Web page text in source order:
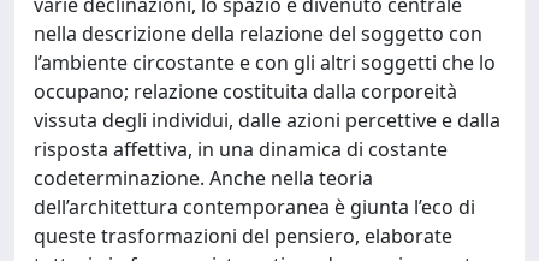
nella descrizione della relazione del soggetto con
l’ambiente circostante e con gli altri soggetti che lo
occupano; relazione costituita dalla corporeità
vissuta degli individui, dalle azioni percettive e dalla
risposta affettiva, in una dinamica di costante
codeterminazione. Anche nella teoria
dell’architettura contemporanea è giunta l’eco di
queste trasformazioni del pensiero, elaborate